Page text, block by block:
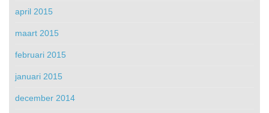
april 2015
maart 2015
februari 2015
januari 2015
december 2014